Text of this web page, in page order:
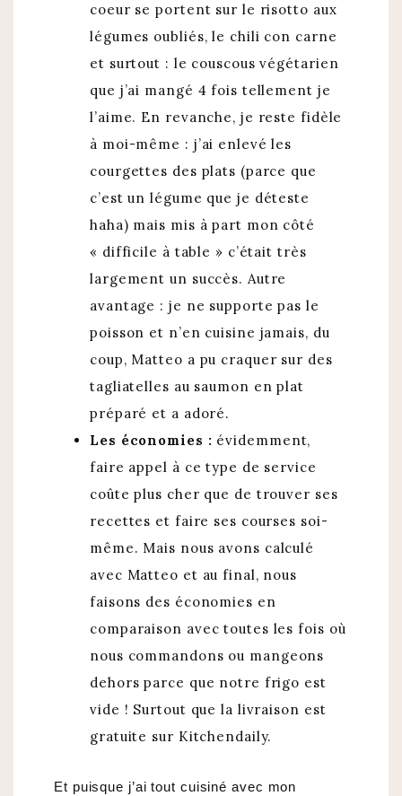
coeur se portent sur le risotto aux
légumes oubliés, le chili con carne
et surtout : le couscous végétarien
que j’ai mangé 4 fois tellement je
l’aime. En revanche, je reste fidèle
à moi-même : j’ai enlevé les
courgettes des plats (parce que
c’est un légume que je déteste
haha) mais mis à part mon côté
« difficile à table » c’était très
largement un succès. Autre
avantage : je ne supporte pas le
poisson et n’en cuisine jamais, du
coup, Matteo a pu craquer sur des
tagliatelles au saumon en plat
préparé et a adoré.
Les économies : évidemment,
faire appel à ce type de service
coûte plus cher que de trouver ses
recettes et faire ses courses soi-
même. Mais nous avons calculé
avec Matteo et au final, nous
faisons des économies en
comparaison avec toutes les fois où
nous commandons ou mangeons
dehors parce que notre frigo est
vide ! Surtout que la livraison est
gratuite sur Kitchendaily.
Et puisque j’ai tout cuisiné avec mon